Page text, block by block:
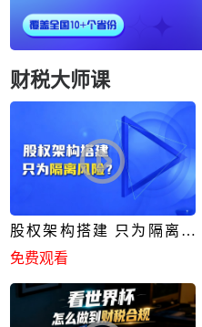
财税大师课
股权架构搭建 只为隔离风
险？
免费观看